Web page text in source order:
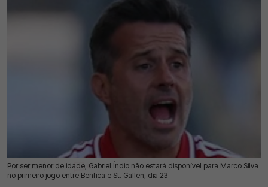
Por ser menor de idade, Gabriel Índio não estará disponível para Marco Silva
no primeiro jogo entre Benfica e St. Gallen, dia 23
16 Jul 2026 | 15:38 | 0